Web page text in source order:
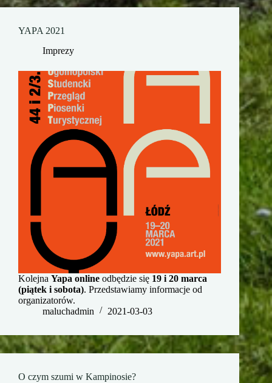
YAPA 2021
Imprezy
Kolejna Yapa online odbędzie się 19 i 20 marca
(piątek i sobota). Przedstawiamy informacje od
organizatorów.
maluchadmin
2021-03-03
O czym szumi w Kampinosie?